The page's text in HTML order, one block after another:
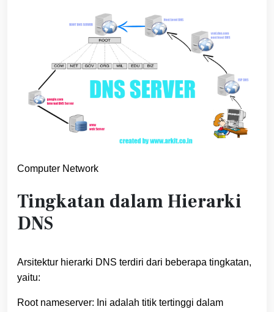
Computer Network
Tingkatan dalam Hierarki
DNS
Arsitektur hierarki DNS terdiri dari beberapa tingkatan,
yaitu:
Root nameserver: Ini adalah titik tertinggi dalam